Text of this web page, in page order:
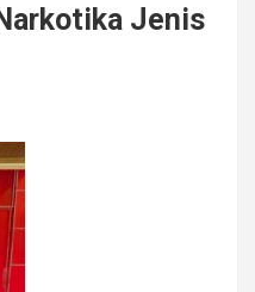
Jenis